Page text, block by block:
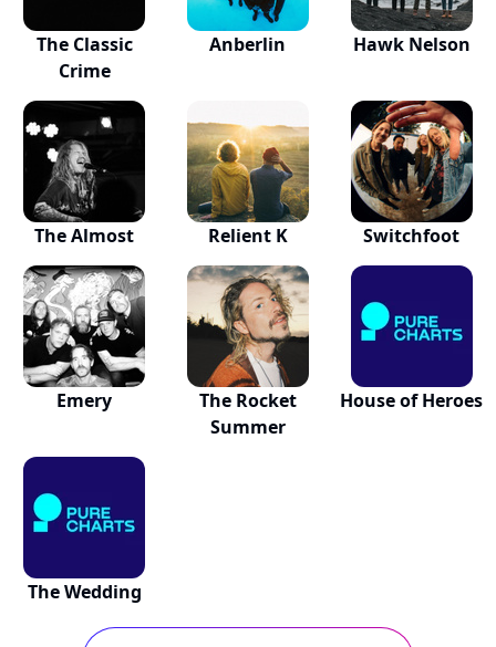
The Classic
Crime
Anberlin Hawk Nelson
The Almost Relient K Switchfoot
Emery
The Rocket
Summer
House of Heroes
The Wedding